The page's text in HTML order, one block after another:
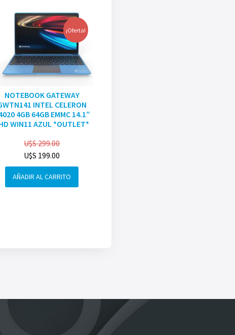
¡Oferta!
NOTEBOOK GATEWAY
INTEL CELERON
4GB 64GB EMMC 14.1″
WIN11 AZUL *OUTLET*
U$S299.00
U$S 199.00
AÑADIR AL CARRITO